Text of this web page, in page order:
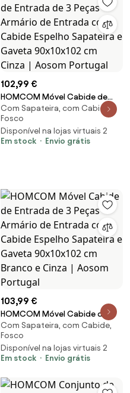
102,99 €
HOMCOM Móvel Cabide de
Entrada de 3 Peças Armário de
Entrada com Cabide Espelho
Sapateira e Gaveta 90x10x102
cm Cinza | Aosom Portugal
Com Sapateira, com Cabide,
Fosco
Disponível na lojas virtuais 2
Em stock
Envio grátis
103,99 €
HOMCOM Móvel Cabide de
Entrada de 3 Peças Armário de
Entrada com Cabide Espelho
Sapateira e Gaveta 90x10x102
cm Branco e Cinza | Aosom
Com Sapateira, com Cabide,
Fosco
Disponível na lojas virtuais 2
Em stock
Envio grátis